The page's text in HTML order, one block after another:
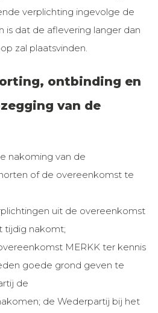
verplichting ingevolge de
dat de aflevering langer dan
zal plaatsvinden.
ontbinding en
van de
nakoming van de
of de overeenkomst te
uit de overeenkomst
tijdig nakomt;
MERKK ter kennis
goede grond geven te
de
de Wederpartij bij het